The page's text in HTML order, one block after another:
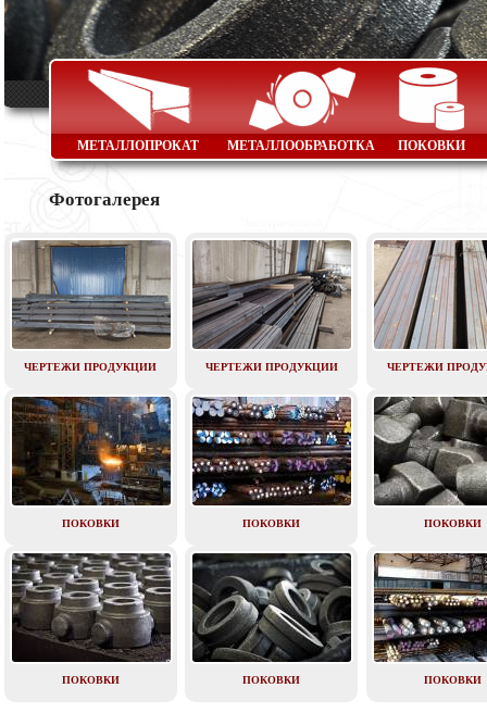
МЕТАЛЛОПРОКАТ МЕТАЛЛООБРАБОТКА ПОКОВКИ
Фотогалерея
ЧЕРТЕЖИ ПРОДУКЦИИ ЧЕРТЕЖИ ПРОДУКЦИИ ЧЕРТЕЖИ
ПОКОВКИ ПОКОВКИ ПОКОВКИ
ПОКОВКИ ПОКОВКИ ПОКОВКИ